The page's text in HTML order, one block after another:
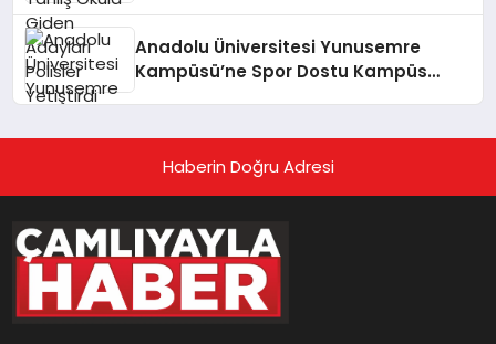
Anadolu Üniversitesi Yunusemre
Kampüsü’ne Spor Dostu Kampüs
Haberin Doğru Adresi